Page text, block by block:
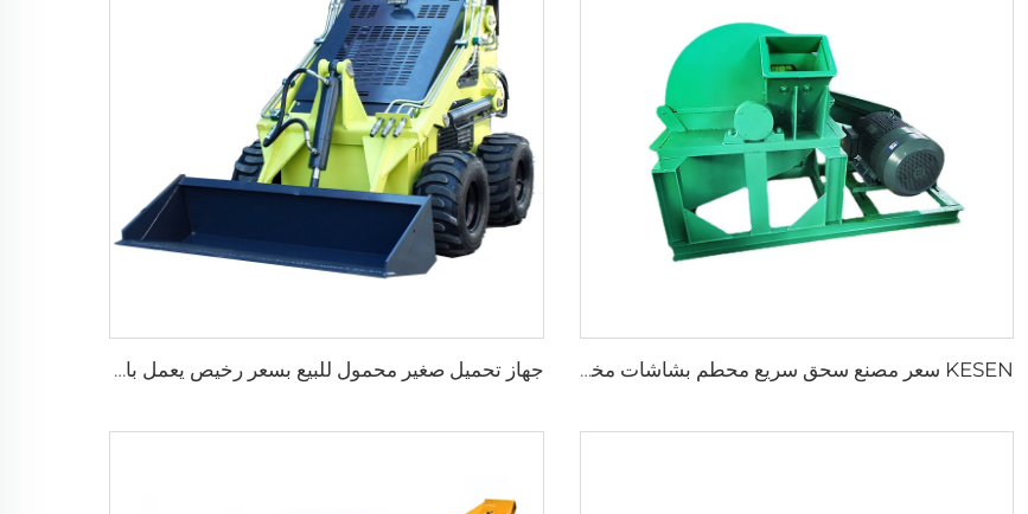
KESEN سعر مصنع سحق سريع محطم بشاشات مختلفة فم مربع قطر كبير محطم الخشب لنشارة الخشب جهاز تحميل صغير محمول للبيع بسعر رخيص يعمل بالديزل مع جرافة مُتَبِعَة ذات 4 في 1 وحوض عجلات